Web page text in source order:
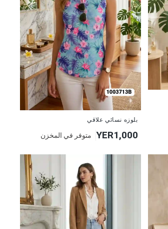
بلوزه نسائي علاقي
YER1,000 متوفر في المخزن